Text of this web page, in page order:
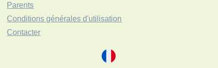
Parents
Conditions générales d'utilisation
Contacter